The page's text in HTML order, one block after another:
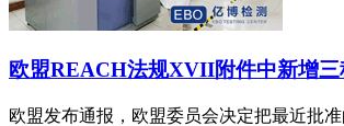
欧盟REACH法规XVII附件中新增
欧盟发布通报，欧盟委员会决定把最近批